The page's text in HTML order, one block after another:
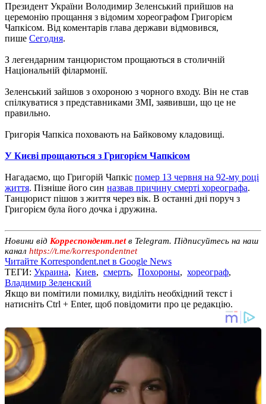
Президент України Володимир Зеленський прийшов на
церемонію прощання з відомим хореографом Григорієм
Чапкісом. Від коментарів глава держави відмовився,
пише Сегодня.
З легендарним танцюристом прощаються в столичній
Національній філармонії.
Зеленський зайшов з охороною з чорного входу. Він не став
спілкуватися з представниками ЗМІ, заявивши, що це не
правильно.
Григорія Чапкіса поховають на Байковому кладовищі.
У Києві прощаються з Григорієм Чапкісом
Нагадаємо, що Григорій Чапкіс помер 13 червня на 92-му році
життя. Пізніше його син назвав причину смерті хореографа.
Танцюрист пішов з життя через вік. В останні дні поруч з
Григорієм була його дочка і дружина.
Новини від Корреспондент.netв Telegram. Підписуйтесь на наш
канал https://t.me/korrespondentnet
Читайте Korrespondent.net в Google News
ТЕГИ: Украина, Киев, смерть, Похороны, хореограф,
Владимир Зеленский
Якщо ви помітили помилку, виділіть необхідний текст і
натисніть Ctrl + Enter, щоб повідомити про це редакцію.